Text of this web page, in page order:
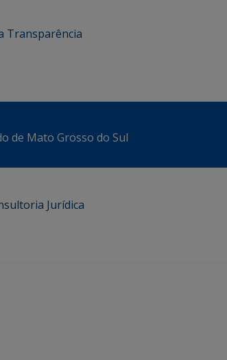
Transparência
de Mato Grosso do Sul
Jurídica